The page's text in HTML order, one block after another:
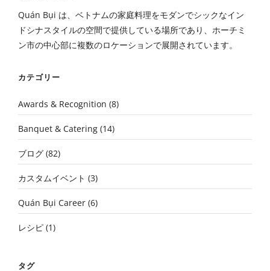
Quán Bụi は、ベトナムの家庭料理をモダンでシックなイン
ドシナスタイルの空間で提供している場所であり、ホーチミ
ン市の中心部に複数のロケーションで展開されています。
カテゴリー
Awards & Recognition (8)
Banquet & Catering (14)
ブログ (82)
カスタムイベント (3)
Quán Bụi Career (6)
レシピ (1)
タグ